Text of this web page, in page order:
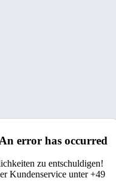
error has occurred
zu entschuldigen!
Kundenservice unter +49